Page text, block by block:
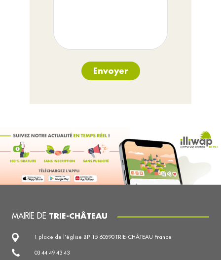
Envoyer
MAIRIE DE TRIE-CHÂTEAU
1 place de l'église BP 15 60590 TRIE-CHÂTEAU France
03 44 49 43 43